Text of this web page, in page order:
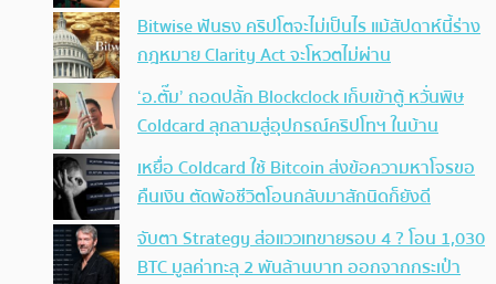
Bitwise ฟันธง คริปโตจะไม่เป็นไร แม้สัปดาห์นี้ร่าง
กฎหมาย Clarity Act จะโหวตไม่ผ่าน
‘อ.ตั๊ม’ ถอดปลั้ก Blockclock เก็บเข้าตู้ หวั่นพิษ
Coldcard ลุกลามสู่อุปกรณ์คริปโทฯ ในบ้าน
เหยื่อ Coldcard ใช้ Bitcoin ส่งข้อความหาโจรขอ
คืนเงิน ตัดพ้อชีวิตโอนกลับมาสักนิดก็ยังดี
จับตา Strategy ส่อแววเทขายรอบ 4 ? โอน 1,030
BTC มูลค่าทะลุ 2 พันล้านบาท ออกจากกระเป๋า